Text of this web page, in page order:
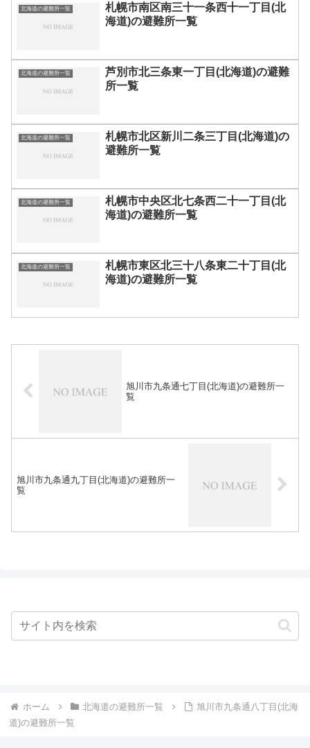
北海道の避難所一覧
札幌市南区南三十一条西十一丁目(北
海道)の避難所一覧
北海道の避難所一覧
芦別市北三条東一丁目(北海道)の避難
所一覧
北海道の避難所一覧
札幌市北区新川二条三丁目(北海道)の
避難所一覧
北海道の避難所一覧
札幌市中央区北七条西二十一丁目(北
海道)の避難所一覧
北海道の避難所一覧
札幌市東区北三十八条東二十丁目(北
海道)の避難所一覧
旭川市九条通七丁目(北海道)の避難所一
覧
旭川市九条通九丁目(北海道)の避難所一
覧
ホーム 北海道の避難所一覧
旭川市九条通八丁目(北海
道)の避難所一覧